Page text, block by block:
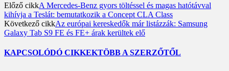
Előző cikkA Mercedes-Benz gyors töltéssel és magas hatótávval
kihívja a Teslát: bemutatkozik a Concept CLA Class
Következő cikkAz európai kereskedők már listázzák: Samsung
Galaxy Tab S9 FE és FE+ árak kerültek elő
KAPCSOLÓDÓ CIKKEKTÖBB A SZERZŐTŐL